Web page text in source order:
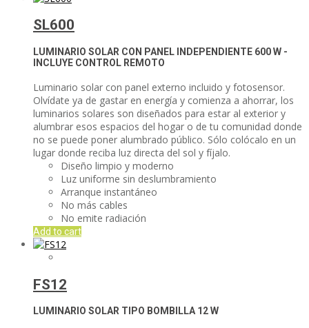
SL600
LUMINARIO SOLAR CON PANEL INDEPENDIENTE 600 W -
INCLUYE CONTROL REMOTO
Luminario solar con panel externo incluido y fotosensor.
Olvídate ya de gastar en energía y comienza a ahorrar, los
luminarios solares son diseñados para estar al exterior y
alumbrar esos espacios del hogar o de tu comunidad donde
no se puede poner alumbrado público. Sólo colócalo en un
lugar donde reciba luz directa del sol y fíjalo.
Diseño limpio y moderno
Luz uniforme sin deslumbramiento
Arranque instantáneo
No más cables
No emite radiación
Add to cart
FS12
LUMINARIO SOLAR TIPO BOMBILLA12 W